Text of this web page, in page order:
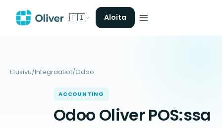
🇫🇮 Aloita
Etusivu/Integraatiot/Odoo
ACCOUNTING
Odoo Oliver POS:ssa